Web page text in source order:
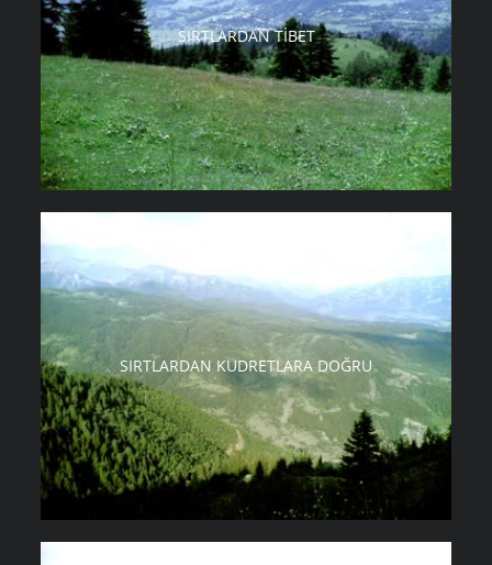
SIRTLARDAN TIBET
SIRTLARDAN KUDRETLARA DOĞRU